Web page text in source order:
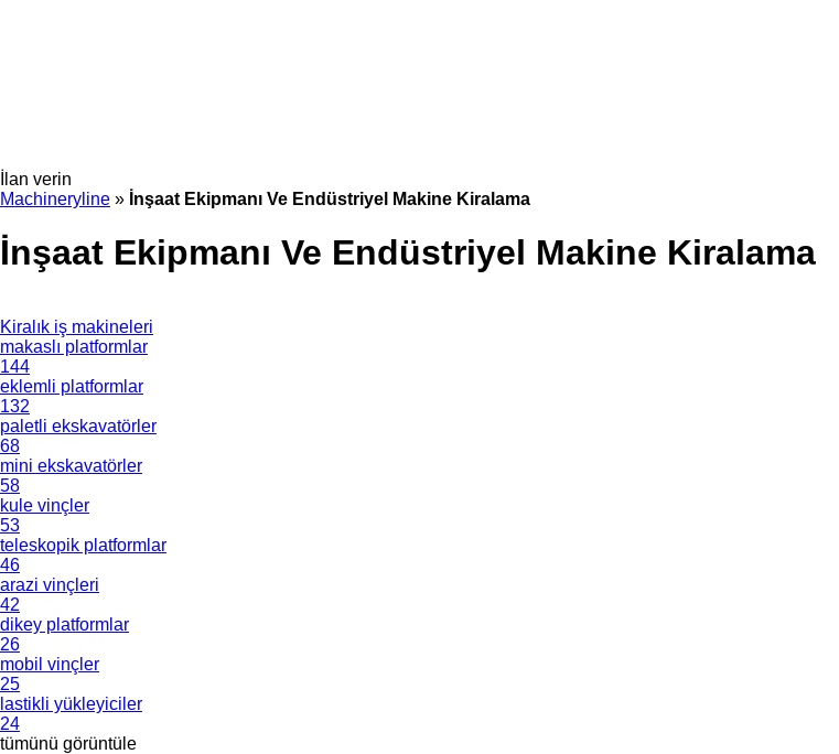
İlan verin
Machineryline » İnşaat Ekipmanı Ve Endüstriyel Makine Kiralama
İnşaat Ekipmanı Ve Endüstriyel Makine Kiralama
Kiralık iş makineleri
makaslı platformlar
144
eklemli platformlar
132
paletli ekskavatörler
68
mini ekskavatörler
58
kule vinçler
53
teleskopik platformlar
46
arazi vinçleri
42
dikey platformlar
26
mobil vinçler
25
lastikli yükleyiciler
24
tümünü görüntüle